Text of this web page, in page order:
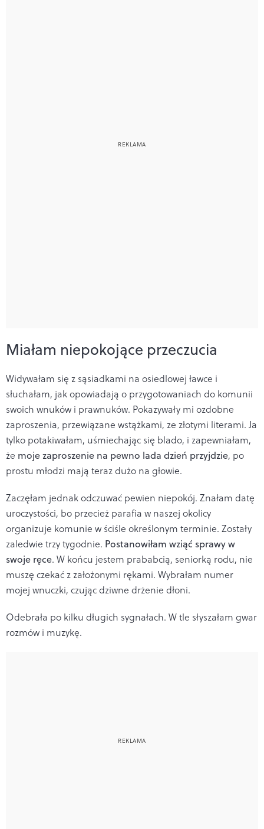
Miałam niepokojące przeczucia
Widywałam się z sąsiadkami na osiedlowej ławce i
słuchałam, jak opowiadają o przygotowaniach do komunii
swoich wnuków i prawnuków. Pokazywały mi ozdobne
zaproszenia, przewiązane wstążkami, ze złotymi literami. Ja
tylko potakiwałam, uśmiechając się blado, i zapewniałam,
że moje zaproszenie na pewno lada dzień przyjdzie, po
prostu młodzi mają teraz dużo na głowie.
Zaczęłam jednak odczuwać pewien niepokój. Znałam datę
uroczystości, bo przecież parafia w naszej okolicy
organizuje komunie w ściśle określonym terminie. Zostały
zaledwie trzy tygodnie. Postanowiłam wziąć sprawy w
swoje ręce. W końcu jestem prababcią, seniorką rodu, nie
muszę czekać z założonymi rękami. Wybrałam numer
mojej wnuczki, czując dziwne drżenie dłoni.
Odebrała po kilku długich sygnałach. W tle słyszałam gwar
rozmów i muzykę.